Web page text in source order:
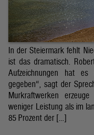
In der Steiermark fehlt
ist das dramatisch.
Aufzeichnungen hat
gegeben“, sagt der
Murkraftwerken
weniger Leistung als im
85 Prozent der […]